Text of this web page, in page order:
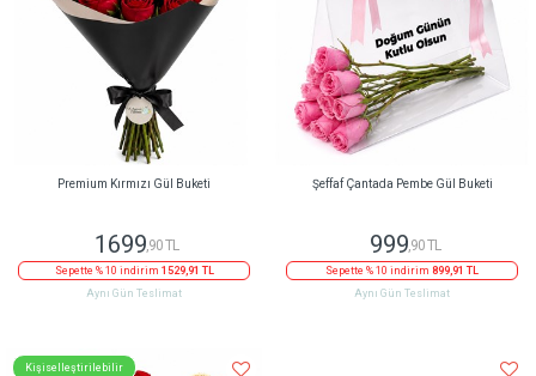
Premium Kırmızı Gül Buketi
1699,90 TL
Sepette % 10 indirim 1529,91 TL
Aynı Gün Teslimat
Şeffaf Çantada Pembe Gül Buketi
999,90 TL
Sepette % 10 indirim 899,91 TL
Aynı Gün Teslimat
Kişiselleştirilebilir